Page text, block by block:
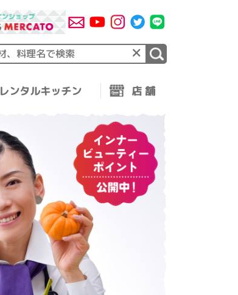
×
レンタルキッチン 店 舗